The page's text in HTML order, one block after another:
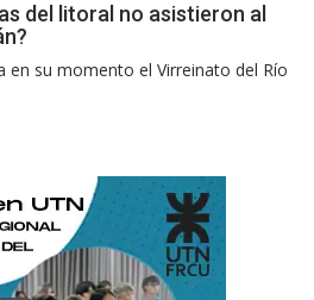
del litoral no asistieron al
en su momento el Virreinato del Río